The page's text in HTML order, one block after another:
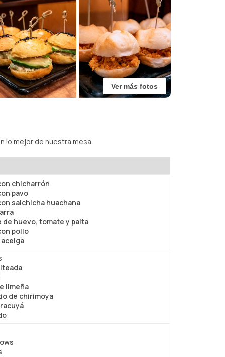
Ver más fotos
lo mejor de nuestra mesa
chicharrón
pavo
salchicha huachana
de huevo, tomate y palta
pollo
acelga
limeña
de chirimoya